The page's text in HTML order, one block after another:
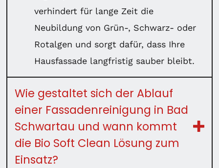
verhindert für lange Zeit die
Neubildung von Grün-, Schwarz- oder
Rotalgen und sorgt dafür, dass Ihre
Hausfassade langfristig sauber bleibt.
Wie gestaltet sich der Ablauf
einer Fassadenreinigung in Bad
Schwartau und wann kommt
die Bio Soft Clean Lösung zum
Einsatz?